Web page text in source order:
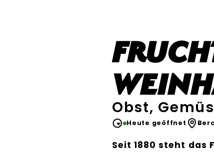
Obst,
Heute geöffnet
Seit 1880 steht das